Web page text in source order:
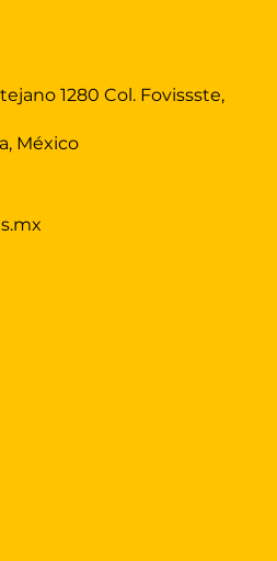
1280 Col. Fovissste,
México